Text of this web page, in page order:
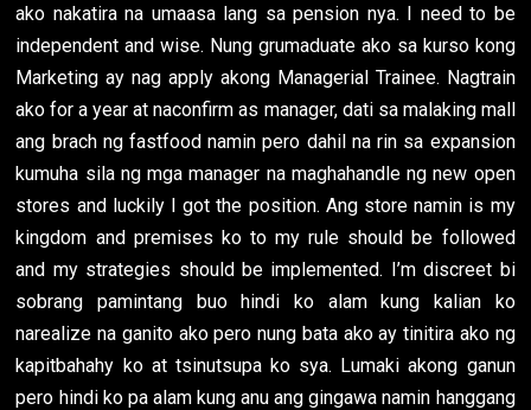
ako nakatira na umaasa lang sa pension nya. I need to be
independent and wise. Nung grumaduate ako sa kurso kong
Marketing ay nag apply akong Managerial Trainee. Nagtrain
ako for a year at naconfirm as manager, dati sa malaking mall
ang brach ng fastfood namin pero dahil na rin sa expansion
kumuha sila ng mga manager na maghahandle ng new open
stores and luckily I got the position. Ang store namin is my
kingdom and premises ko to my rule should be followed
and my strategies should be implemented. I’m discreet bi
sobrang pamintang buo hindi ko alam kung kalian ko
narealize na ganito ako pero nung bata ako ay tinitira ako ng
kapitbahahy ko at tsinutsupa ko sya. Lumaki akong ganun
pero hindi ko pa alam kung anu ang gingawa namin hanggang